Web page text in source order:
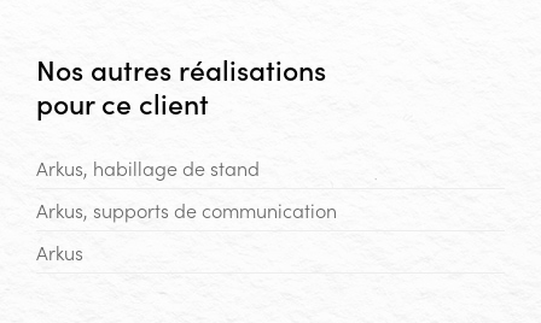
Nos autres réalisations
pour ce client
Arkus, habillage de stand
Arkus, supports de communication
Arkus